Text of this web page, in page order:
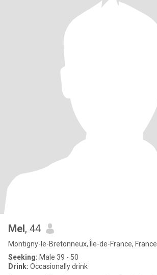
Mel, 44
Montigny-le-Bretonneux, Île-de-France, France
Seeking: Male 39 - 50
Drink: Occasionally drink